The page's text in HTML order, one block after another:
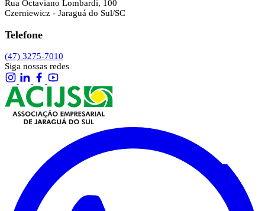
Rua Octaviano Lombardi, 100
Czerniewicz - Jaraguá do Sul/SC
Telefone
(47) 3275-7010
Siga nossas redes